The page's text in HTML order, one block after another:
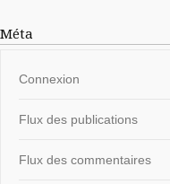
Méta
Connexion
Flux des publications
Flux des commentaires